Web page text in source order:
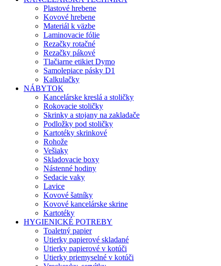
Plastové hrebene
Kovové hrebene
Materiál k väzbe
Laminovacie fólie
Rezačky rotačné
Rezačky pákové
Tlačiarne etikiet Dymo
Samolepiace pásky D1
Kalkulačky
NÁBYTOK
Kancelárske kreslá a stoličky
Rokovacie stoličky
Skrinky a stojany na zakladače
Podložky pod stoličky
Kartotéky skrinkové
Rohože
Vešiaky
Skladovacie boxy
Nástenné hodiny
Sedacie vaky
Lavice
Kovové šatníky
Kovové kancelárske skrine
Kartotéky
HYGIENICKÉ POTREBY
Toaletný papier
Utierky papierové skladané
Utierky papierové v kotúči
Utierky priemyselné v kotúči